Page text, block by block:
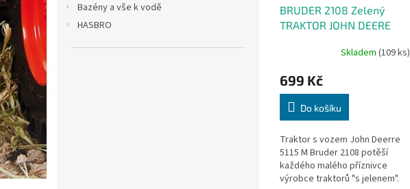
Bazény a vše k vodě
HASBRO
BRUDER 2108 Zelený
TRAKTOR JOHN DEERE
Skladem (109 ks)
699 Kč
Do košíku
Traktor s vozem John Deerre
5115 M Bruder 2108 potěší
každého malého příznivce
výrobce traktorů "s jelenem".